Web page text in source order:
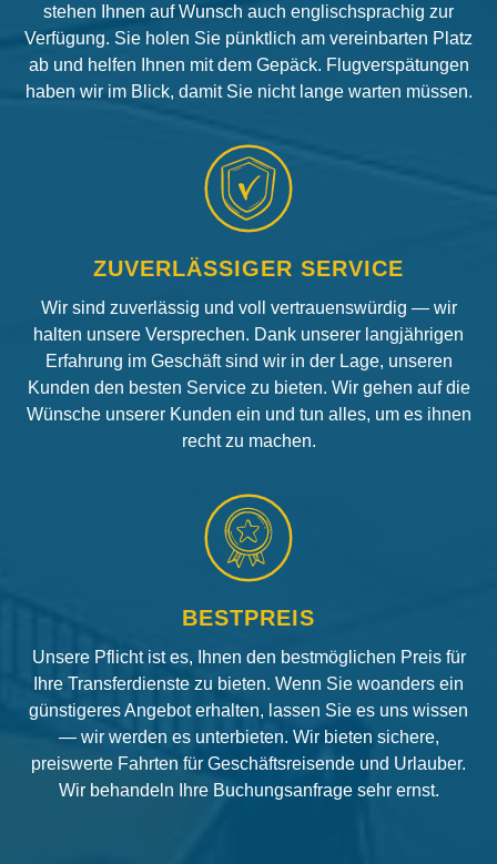
stehen Ihnen auf Wunsch auch englischsprachig zur
Verfügung. Sie holen Sie pünktlich am vereinbarten Platz
ab und helfen Ihnen mit dem Gepäck. Flugverspätungen
haben wir im Blick, damit Sie nicht lange warten müssen.
ZUVERLÄSSIGER SERVICE
Wir sind zuverlässig und voll vertrauenswürdig — wir
halten unsere Versprechen. Dank unserer langjährigen
Erfahrung im Geschäft sind wir in der Lage, unseren
Kunden den besten Service zu bieten. Wir gehen auf die
Wünsche unserer Kunden ein und tun alles, um es ihnen
recht zu machen.
BESTPREIS
Unsere Pflicht ist es, Ihnen den bestmöglichen Preis für
Ihre Transferdienste zu bieten. Wenn Sie woanders ein
günstigeres Angebot erhalten, lassen Sie es uns wissen
— wir werden es unterbieten. Wir bieten sichere,
preiswerte Fahrten für Geschäftsreisende und Urlauber.
Wir behandeln Ihre Buchungsanfrage sehr ernst.